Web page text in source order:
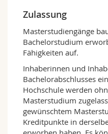
– Im didaktischen
Unterricht und
in der Betreuung
– In der
werden Sie mit
um
und Überprüfung
kommunikativer
Kompetenzen
Sie schärfen Ihr
Zulassung
Masterstudiengänge
Bachelorstudium
Fähigkeiten auf.
Inhaberinnen und
Bachelorabschlusses
Hochschule werden
Masterstudium
gewünschtem
Kreditpunkte in